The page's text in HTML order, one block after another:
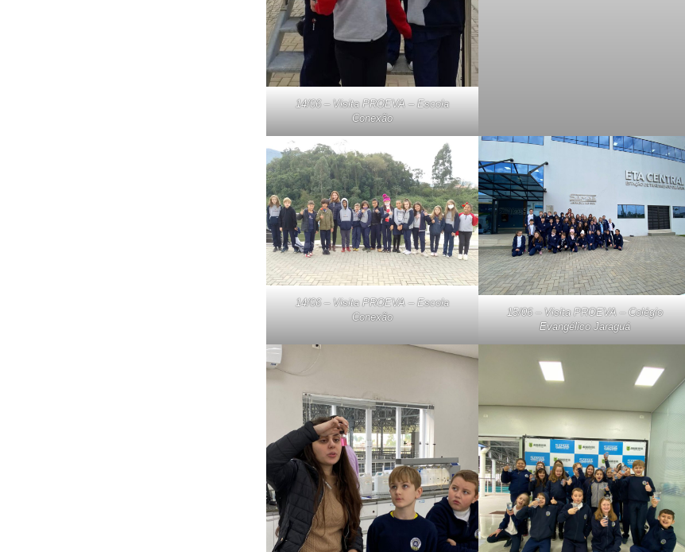
14/06 – Visita PROEVA – Escola
Conexão
14/06 – Visita PROEVA – Escola
Conexão
15/06 – Visita PROEVA – Colégio
Evangélico Jaraguá